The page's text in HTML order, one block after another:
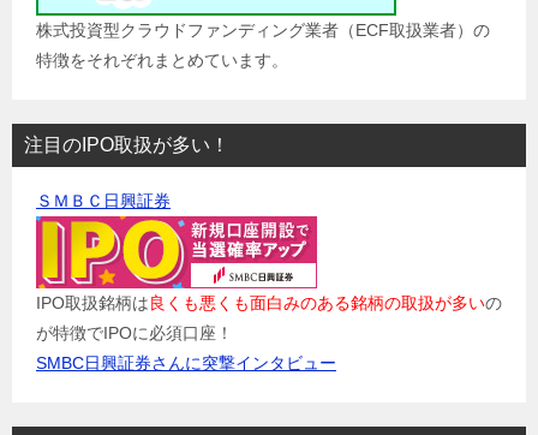
株式投資型クラウドファンディング業者（ECF取扱業者）の
特徴をそれぞれまとめています。
注目のIPO取扱が多い！
ＳＭＢＣ日興証券
IPO取扱銘柄は良くも悪くも面白みのある銘柄の取扱が多いの
が特徴でIPOに必須口座！
SMBC日興証券さんに突撃インタビュー